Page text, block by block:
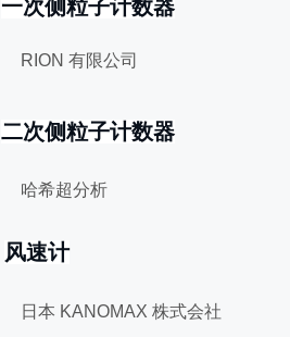
RION 有限公
一次侧粒子计数器
二次侧粒子计数器
风速计
哈希超分析
日本 KANOMAX 株